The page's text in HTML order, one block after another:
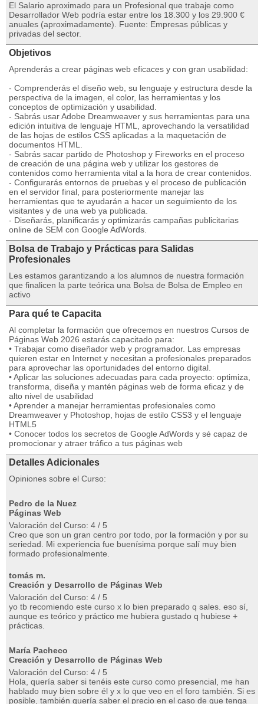
El Salario aproximado para un Profesional que trabaje como
Desarrollador Web podría estar entre los 18.300 y los 29.900 €
anuales (aproximadamente). Fuente: Empresas públicas y
privadas del sector.
Objetivos
Aprenderás a crear páginas web eficaces y con gran usabilidad:
- Comprenderás el diseño web, su lenguaje y estructura desde la
perspectiva de la imagen, el color, las herramientas y los
conceptos de optimización y usabilidad.
- Sabrás usar Adobe Dreamweaver y sus herramientas para una
edición intuitiva de lenguaje HTML, aprovechando la versatilidad
de las hojas de estilos CSS aplicadas a la maquetación de
documentos HTML.
- Sabrás sacar partido de Photoshop y Fireworks en el proceso
de creación de una página web y utilizar los gestores de
contenidos como herramienta vital a la hora de crear contenidos.
- Configurarás entornos de pruebas y el proceso de publicación
en el servidor final, para posteriormente manejar las
herramientas que te ayudarán a hacer un seguimiento de los
visitantes y de una web ya publicada.
- Diseñarás, planificarás y optimizarás campañas publicitarias
online de SEM con Google AdWords.
Bolsa de Trabajo y Prácticas para Salidas
Profesionales
Les estamos garantizando a los alumnos de nuestra formación
que finalicen la parte teórica una Bolsa de Bolsa de Empleo en
activo
Para qué te Capacita
Al completar la formación que ofrecemos en nuestros Cursos de
Páginas Web 2026 estarás capacitado para:
• Trabajar como diseñador web y programador. Las empresas
quieren estar en Internet y necesitan a profesionales preparados
para aprovechar las oportunidades del entorno digital.
• Aplicar las soluciones adecuadas para cada proyecto: optimiza,
transforma, diseña y mantén páginas web de forma eficaz y de
alto nivel de usabilidad
• Aprender a manejar herramientas profesionales como
Dreamweaver y Photoshop, hojas de estilo CSS3 y el lenguaje
HTML5
• Conocer todos los secretos de Google AdWords y sé capaz de
promocionar y atraer tráfico a tus páginas web
Detalles Adicionales
Opiniones sobre el Curso:
Pedro de la Nuez
Páginas Web
Valoración del Curso: 4 / 5
Creo que son un gran centro por todo, por la formación y por su
seriedad. Mi experiencia fue buenísima porque salí muy bien
formado profesionalmente.
tomás m.
Creación y Desarrollo de Páginas Web
Valoración del Curso: 4 / 5
yo tb recomiendo este curso x lo bien preparado q sales. eso sí,
aunque es teórico y práctico me hubiera gustado q hubiese +
prácticas.
María Pacheco
Creación y Desarrollo de Páginas Web
Valoración del Curso: 4 / 5
Hola, quería saber si tenéis este curso como presencial, me han
hablado muy bien sobre él y x lo que veo en el foro también. Si es
posible, también quería saber el precio en el caso de que tenga